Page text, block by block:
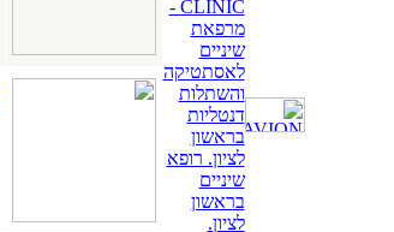
CLINIC -
מרפאת
שיניים
לאסתטיקה
והשתלות
דנטליות
בראשון
לציון. רופא
שיניים
בראשון
לציון.